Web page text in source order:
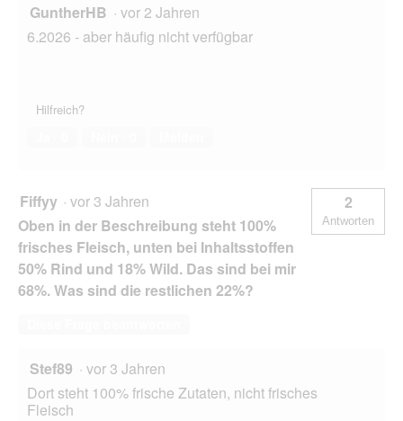
GuntherHB · vor 2 Jahren
6.2026 - aber häufig nicht verfügbar
Hilfreich?
Fiffyy · vor 3 Jahren
Oben in der Beschreibung steht 100%
frisches Fleisch, unten bei Inhaltsstoffen
50% Rind und 18% Wild. Das sind bei mir
68%. Was sind die restlichen 22%?
2
Antworten
Stef89 · vor 3 Jahren
Dort steht 100% frische Zutaten, nicht frisches
Fleisch